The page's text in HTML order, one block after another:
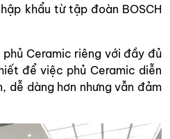
khẩu từ tập đoàn BOSCH
Ceramic riêng với đầy đủ
để việc phủ Ceramic diễn
dễ dàng hơn nhưng vẫn đảm